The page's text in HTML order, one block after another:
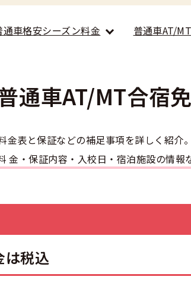
大型車
けん引
中型二種
大型二種
こだわり、テーマから探す
360度パノラマ教習所
育訓練給付金制度
合宿免許一日の過ごし方
転免許別モデルスケジュール
護者の方へ
宿免許に必要な持ち物
宿免許で最短合格するには
免許取消・失効による再取得
冬・雪国の合宿免許は大丈夫？
んなが選んだ合宿免許の条件
型免許体験記
国の運転免許試験場(免許センター)
社情報・代表メッセージ
社沿革・歴史
人情報の取扱い
定商取引法に基づく表示
気に入りの教習所一覧
大型二種
通車格安シーズン料金 普通車AT/
通車AT/MT合宿
金表と保証などの補足事項を詳しく紹介
料金・保証内容・入校日・宿泊施設の情
税込